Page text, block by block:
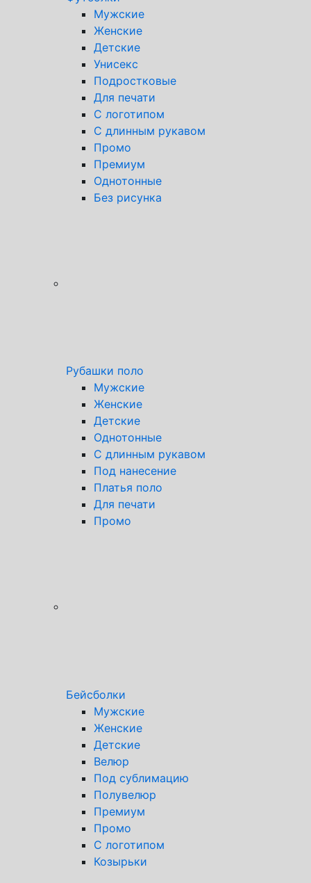
Мужские
Женские
Детские
Унисекс
Подростковые
Для печати
С логотипом
С длинным рукавом
Промо
Премиум
Однотонные
Без рисунка
Рубашки поло
Мужские
Женские
Детские
Однотонные
С длинным рукавом
Под нанесение
Платья поло
Для печати
Промо
Бейсболки
Мужские
Женские
Детские
Велюр
Под сублимацию
Полувелюр
Премиум
Промо
С логотипом
Козырьки